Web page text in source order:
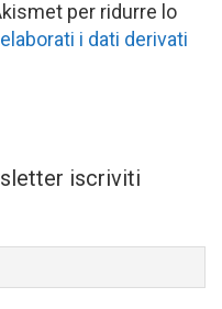
per ridurre lo
i dati derivati
iscriviti